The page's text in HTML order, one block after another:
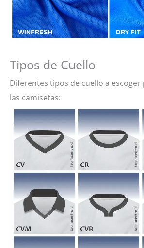
Tipos de Cuello
Diferentes tipos de cuello a
las camisetas: